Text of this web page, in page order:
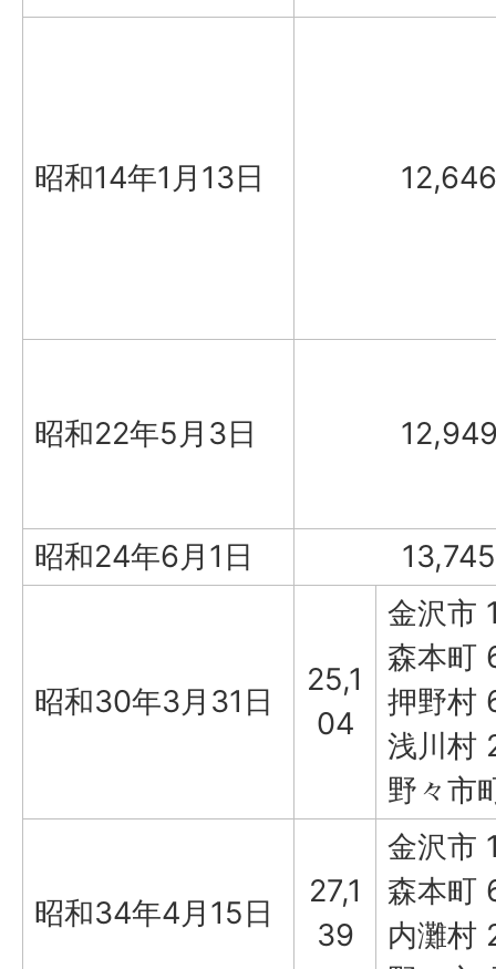
昭和14年1月13日 12,646
昭和22年5月3日
昭和24年6月1日 13,745
昭和30年3月31日
25,1
04
金沢市
森本町
押野村
浅川村
野々市
昭和34年4月15日
27,1
39
金沢市
森本町
内灘村